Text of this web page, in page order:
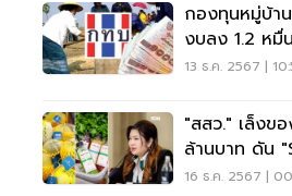
กองทุนหมู่บ้า
งบลง 1.2 หมื่
2568
13 ธ.ค. 2567 |
"สสว." เล็งข
ล้านบาท ดัน
16 ธ.ค. 2567 |